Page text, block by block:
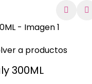
a productos
300ML